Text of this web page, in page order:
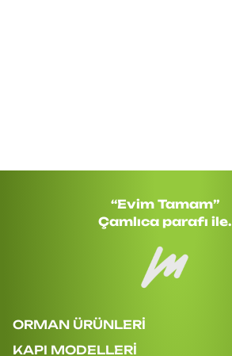
“Evim Tamam”
Çamlıca parafı ile.
ORMAN ÜRÜNLERİ
KAPI MODELLERİ